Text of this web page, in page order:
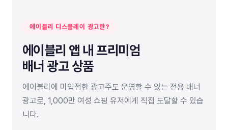
에이블리 디스플레이 광고란?
에이블리 앱 내 프리미엄
배너 광고 상품
에이블리에 미입점한 광고주도 운영할 수 있는 전용 배너
광고로, 1,000만 여성 쇼핑 유저에게 직접 도달할 수 있습
니다.